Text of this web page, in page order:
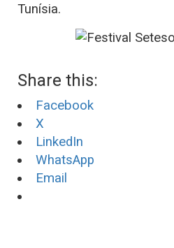
Tunísia.
Share this:
Facebook
X
LinkedIn
WhatsApp
Email